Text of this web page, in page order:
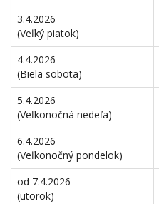
3.4.2026
(Veľký piatok)
4.4.2026
(Biela sobota)
5.4.2026
(Veľkonočná nedeľa)
6.4.2026
(Veľkonočný pondelok)
od 7.4.2026
(utorok)